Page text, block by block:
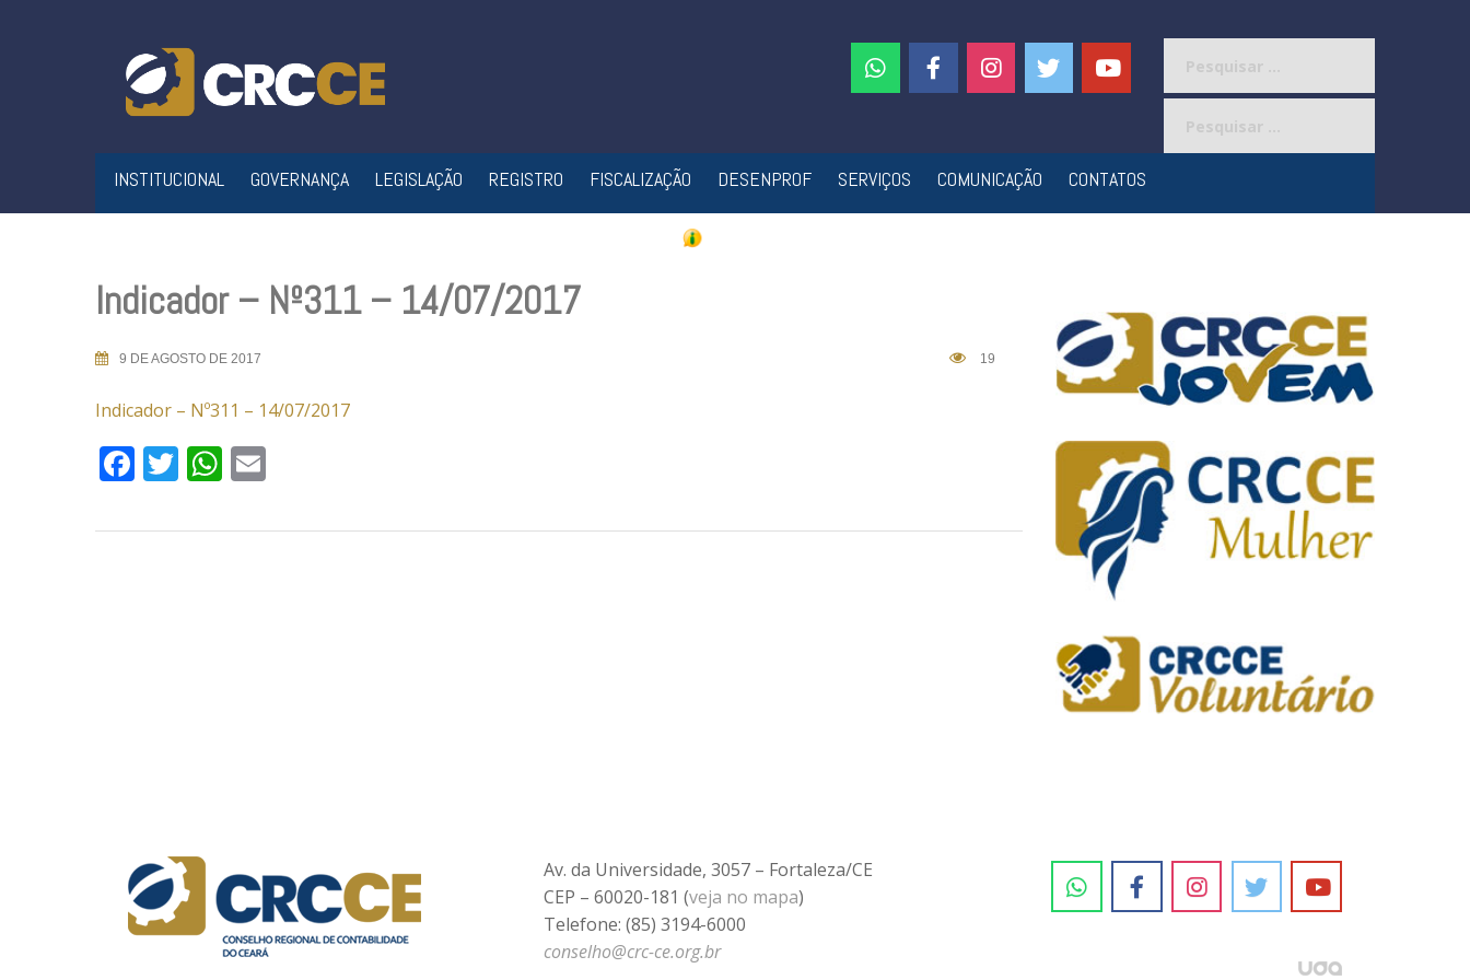
INSTITUCIONAL GOVERNANÇA LEGISLAÇÃO REGISTRO FISCALIZAÇÃO DESENPROF SERVIÇOS COMUNICAÇÃO CONTATOS
Indicador – Nº311 – 14/07/2017
9 DE AGOSTO DE 2017 19
Indicador – Nº311 – 14/07/2017
Facebook
TwitterWhatsApp
Av. da Universidade, 3057 – Fortaleza/CE
CEP – 60020-181 (veja no mapa)
Telefone: (85) 3194-6000
conselho@crc-ce.org.br